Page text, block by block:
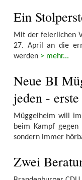
Ein
Mit der feierlichen
27. April an die
werden > mehr...
Neue BI
jeden -
Müggelheim will
beim Kampf
sondern immer
Zwei